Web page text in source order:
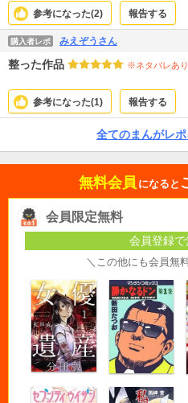
参考になった(2) 報告する
購入者レポ みえぞうさん
整った作品 ※ネタバレあり
参考になった(1) 報告する
全てのまんがレ
無料会員 になると
会員限定無料
会員登録
＼この他にも会員無